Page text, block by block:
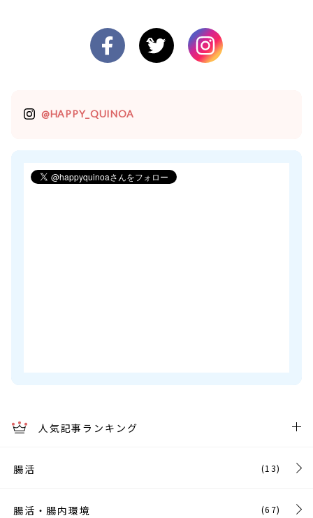
@HAPPY_QUINOA
人気記事ランキング
腸活 (13)
腸活・腸内環境 (67)